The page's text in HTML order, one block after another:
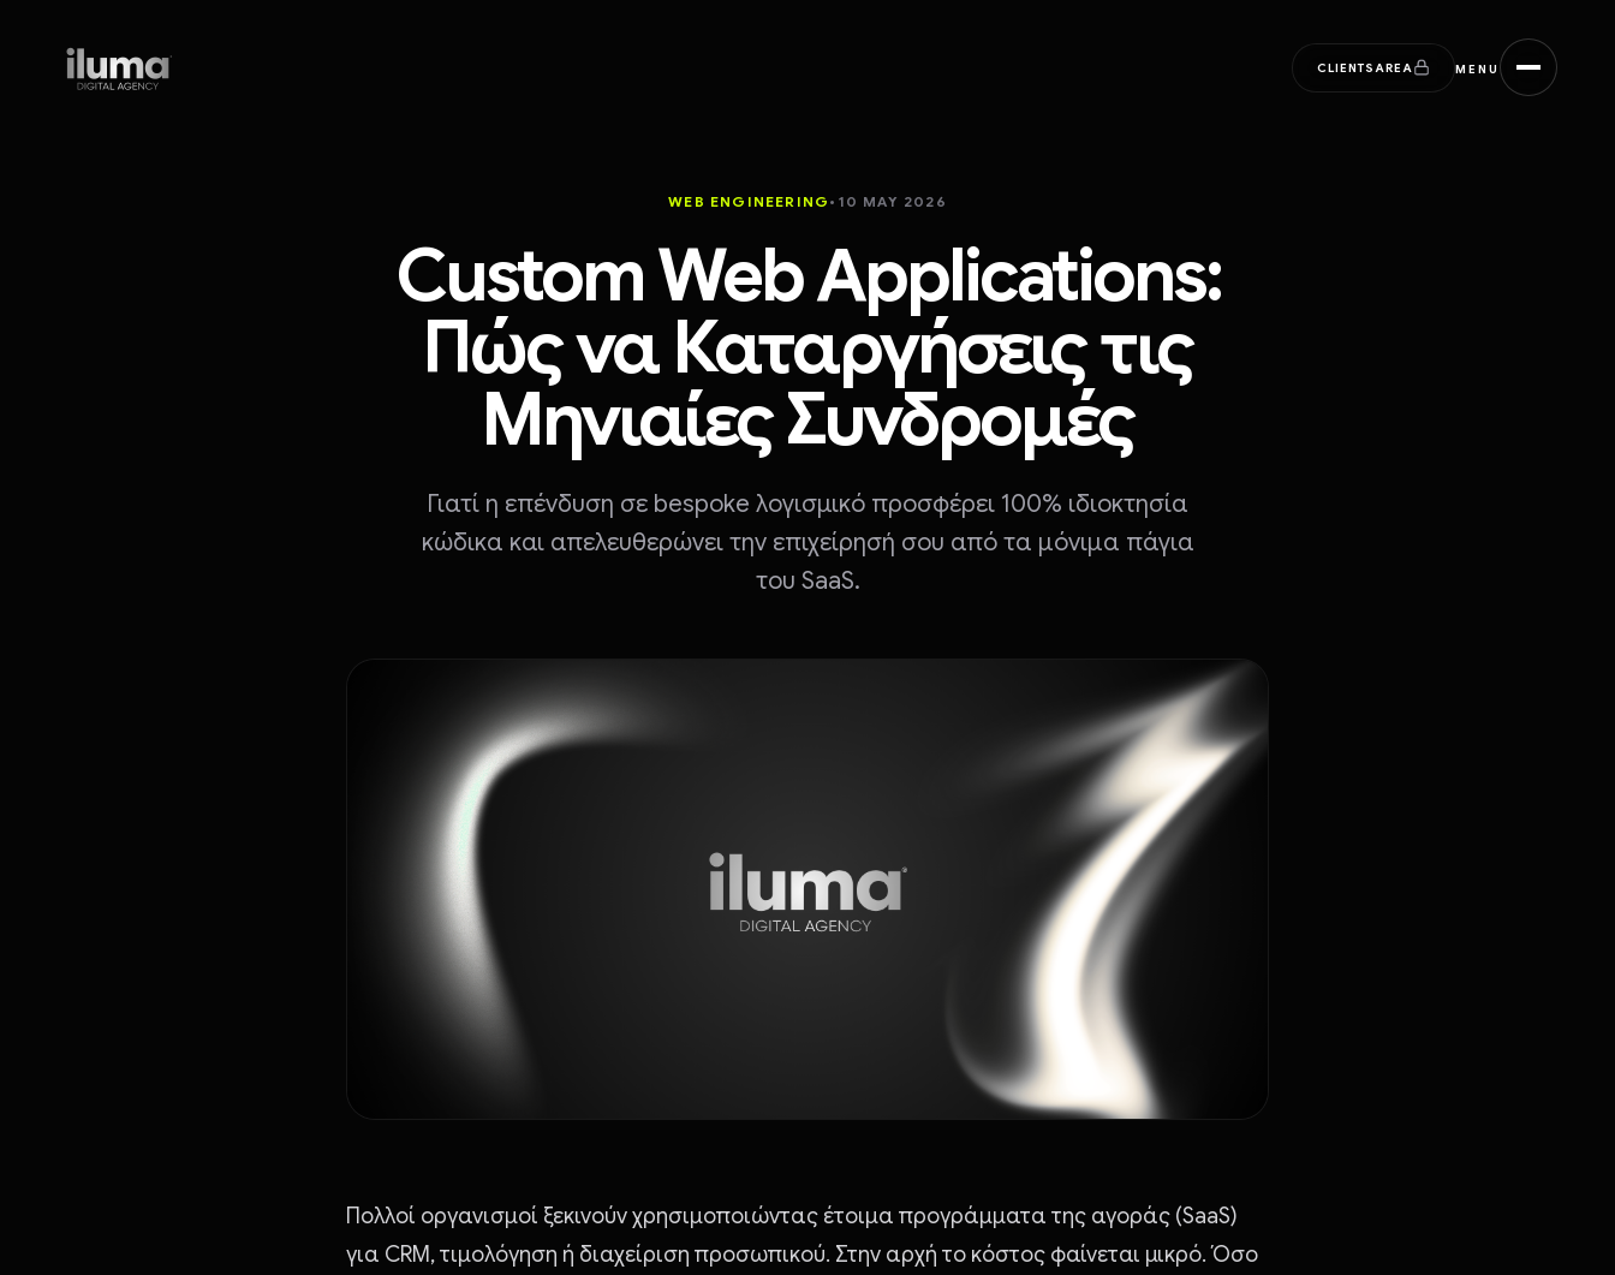
CLIENTS AREA MENU
WEB ENGINEERING • 10 MAY 2026
Custom Web Applications:
Πώς να Καταργήσεις τις
Μηνιαίες Συνδρομές
Γιατί η επένδυση σε bespoke λογισμικό προσφέρει 100% ιδιοκτησία
κώδικα και απελευθερώνει την επιχείρησή σου από τα μόνιμα πάγια
του SaaS.
Πολλοί οργανισμοί ξεκινούν χρησιμοποιώντας έτοιμα προγράμματα της αγοράς (SaaS)
για CRM, τιμολόγηση ή διαχείριση προσωπικού. Στην αρχή το κόστος φαίνεται μικρό. Όσο